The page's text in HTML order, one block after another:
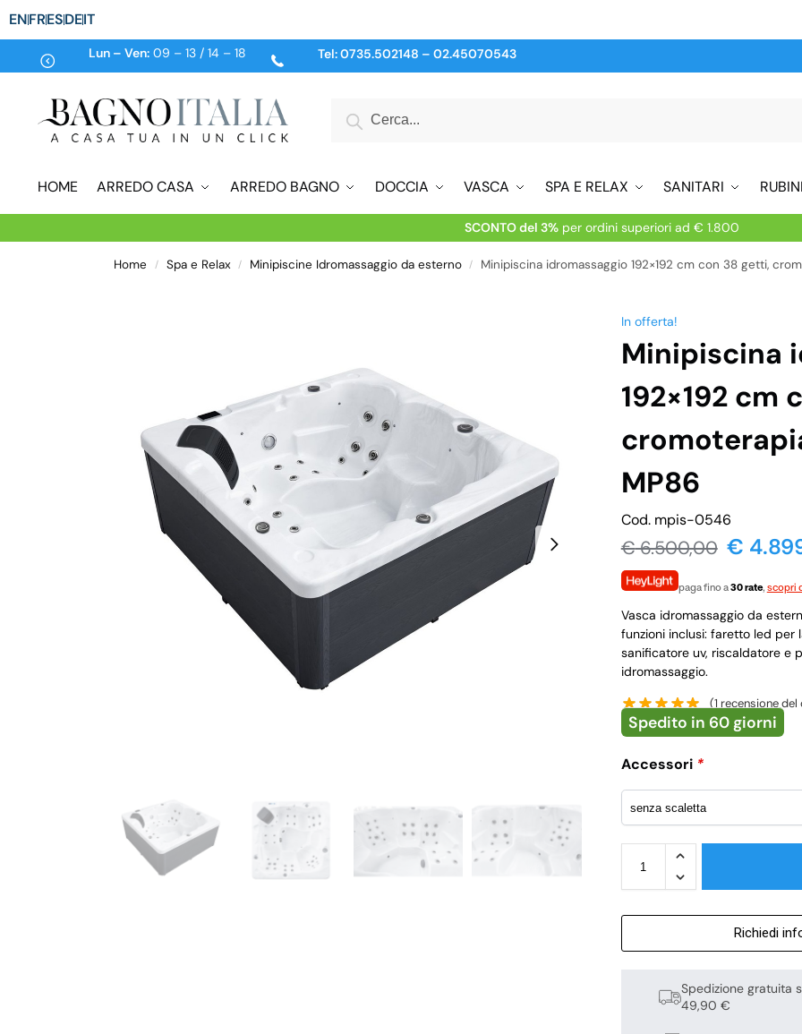
ENFRESDEIT
Lun – Ven:09 – 13 / 14 – 18 Tel:0735.502148 – 02.45070543
HOME ARREDO CASA ARREDO BAGNO DOCCIA VASCA SPA E RELAX SANITARI
SCONTO del 3%per ordini superiori ad € 1.800
Home / Spa e Relax / Minipiscine Idromassaggio da esterno / Minipiscina idromassaggio 192×192 cm con 38 getti,
In offerta!
Minipiscina
192×192 cm
MP86
Cod. mpis-0546
€6.500,00 €
paga fino a30 rate, scopri
Vasca idromassaggio da
funzioni inclusi: faretto led per
sanificatore uv, riscaldatore e
idromassaggio.
(1 recensione del
Spedito in 60 giorni
Accessori *
Richiedi
Spedizione gratuita
49,90 €